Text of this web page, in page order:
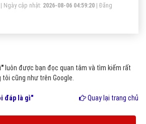
kiếm (các con bot) sẽ có thể phát
liệu hầu hết tất cả các trang web hiện
| Ngày cập nhật: 2026-08-06 04:59:20
Đăng
luôn được bạn đọc quan tâm và tìm kiếm rất
cũng như trên Google.
đáp là gì" Quay lại trang chủ